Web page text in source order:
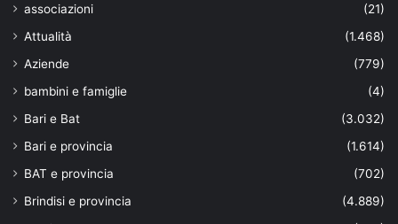
associazioni
(21)
Attualità
(1.468)
Aziende
(779)
bambini e famiglie
(4)
Bari e Bat
(3.032)
Bari e provincia
(1.614)
BAT e provincia
(702)
Brindisi e provincia
(4.889)